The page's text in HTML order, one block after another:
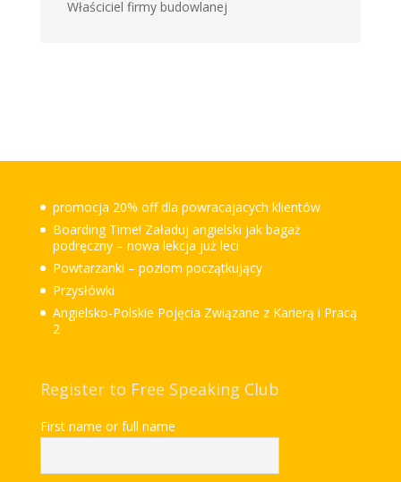
Właściciel firmy budowlanej
promocja 20% off dla powracajacych klientów
Boarding Time! Załaduj angielski jak bagaż
podręczny – nowa lekcja już leci
Powtarzanki – poziom początkujący
Przysłówki
Angielsko-Polskie Pojęcia Związane z Karierą i Pracą
2
Register to Free Speaking Club
First name or full name